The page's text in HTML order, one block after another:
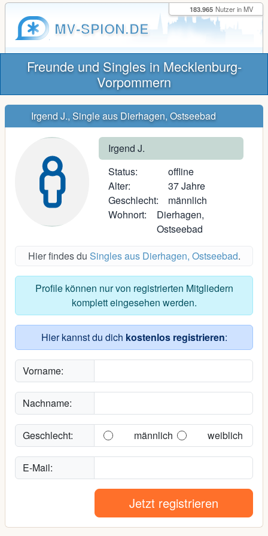
MV-SPION.DE
183.965 Nutzer in MV
Freunde und Singles in Mecklenburg-
Vorpommern
Irgend J., Single aus Dierhagen, Ostseebad
Irgend J.
Status:
offline
Alter:
37 Jahre
Geschlecht:
männlich
Wohnort:
Dierhagen,
Ostseebad
Hier findes du Singles aus Dierhagen, Ostseebad.
Profile können nur von registrierten Mitgliedern
komplett eingesehen werden.
Hier kannst du dich kostenlos registrieren:
Vorname:
Nachname:
Geschlecht: männlich weiblich
E-Mail:
Jetzt registrieren